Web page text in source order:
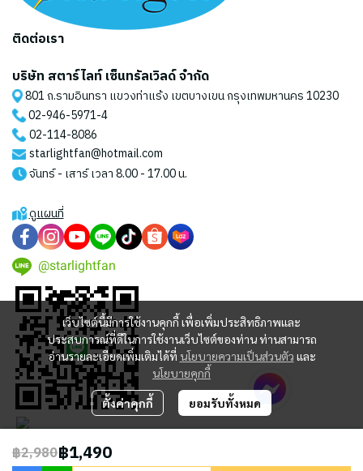
฿2,980฿1,490
เว็บไซต์นี้มีการใช้งานคุกกี้ เพื่อเพิ่มประสิทธิภาพและ
ประสบการณ์ที่ดีในการใช้งานเว็บไซต์ของท่าน ท่านสามารถ
อ่านรายละเอียดเพิ่มเติมได้ที่ นโยบายความเป็นส่วนตัว และ
นโยบายคุกกี้
ตั้งค่าคุกกี้ ยอมรับทั้งหมด
ติดต่อเรา
บริษัท สตาร์ไลท์ เซ็นทรัลเวิลด์ จำกัด
801 ถ.รามอินทรา แขวงท่าแร้ง เขตบางเขน กรุงเทพมหานคร 10230
02-946-5971-4
02-114-8086
starlightfan@hotmail.com
จันทร์ - เสาร์ เวลา 8.00 - 17.00 น.
ดูแผนที่
@starlightfan